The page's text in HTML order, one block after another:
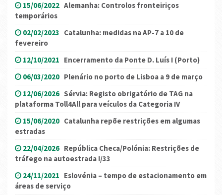
15/06/2022 Alemanha: Controlos fronteiriços
temporários
02/02/2023 Catalunha: medidas na AP-7 a 10 de
fevereiro
12/10/2021 Encerramento da Ponte D. Luís I (Porto)
06/03/2020 Plenário no porto de Lisboa a 9 de março
12/06/2026 Sérvia: Registo obrigatório de TAG na
plataforma Toll4All para veículos da Categoria IV
15/06/2020 Catalunha repõe restrições em algumas
estradas
22/04/2026 República Checa/Polónia: Restrições de
tráfego na autoestrada I/33
24/11/2021 Eslovénia – tempo de estacionamento em
áreas de serviço